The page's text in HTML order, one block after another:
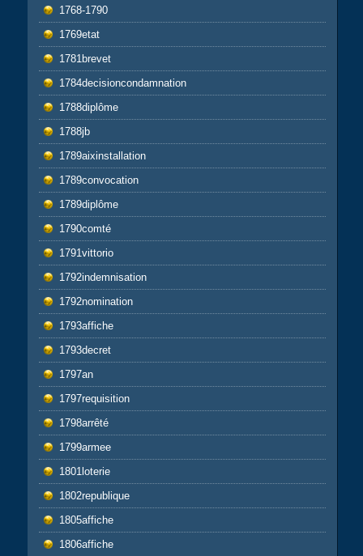
1768-1790
1769etat
1781brevet
1784decisioncondamnation
1788diplôme
1788jb
1789aixinstallation
1789convocation
1789diplôme
1790comté
1791vittorio
1792indemnisation
1792nomination
1793affiche
1793decret
1797an
1797requisition
1798arrêté
1799armee
1801loterie
1802republique
1805affiche
1806affiche